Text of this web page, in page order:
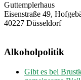
Guttemplerhaus
Eisenstraße 49,
40227 Düsseldorf
Alkoholpolitik
Gibt es bei